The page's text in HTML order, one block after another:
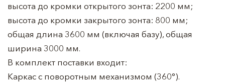
высота до кромки открытого зонта: 2200 мм;
высота до кромки закрытого зонта: 800 мм;
общая длина 3600 мм (включая базу), общая
ширина 3000 мм.
В комплект поставки входит:
Каркас с поворотным механизмом (360°).